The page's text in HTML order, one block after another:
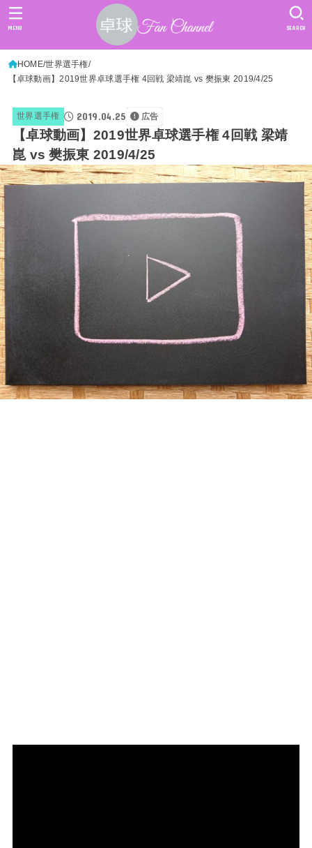
SEARCH
MENU
HOME 世界選手権
【卓球動画】2019世界卓球選手権 4回戦 梁靖崑 vs 樊振東 2019/4/25
世界選手権 2019.04.25 広告
【卓球動画】2019世界卓球選手権 4回戦 梁靖
崑 vs 樊振東 2019/4/25